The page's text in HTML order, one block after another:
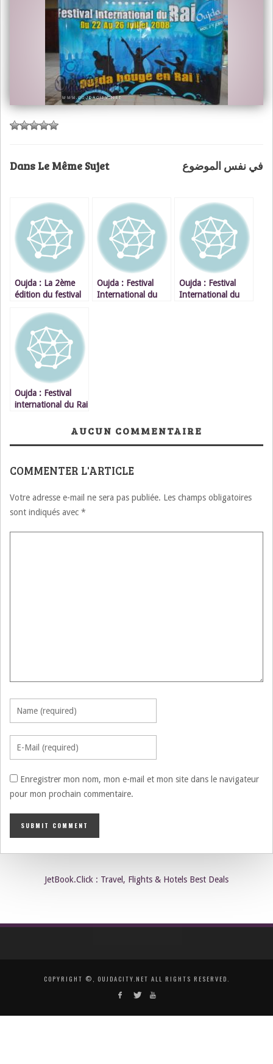
Dans Le Même Sujet في نفس الموضوع
Oujda : La 2ème
édition du festival
Du 22 au 26 juillet
2008
Oujda : Festival
International du
Oujda : Festival
International du
Oujda : Festival
international du Rai
AUCUN COMMENTAIRE
COMMENTER L'ARTICLE
Votre adresse e-mail ne sera pas publiée. Les champs obligatoires
sont indiqués avec *
Enregistrer mon nom, mon e-mail et mon site dans le navigateur
pour mon prochain commentaire.
JetBook.Click : Travel, Flights & Hotels Best Deals
COPYRIGHT ©, OUJDACITY.NET ALL RIGHTS RESERVED.